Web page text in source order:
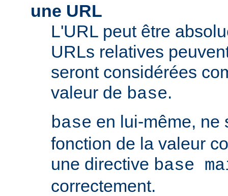
une URL
L'URL peut être
URLs relatives
seront considérées
valeur de base.
base en lui-même, ne
fonction de la valeur
une directive base
correctement.